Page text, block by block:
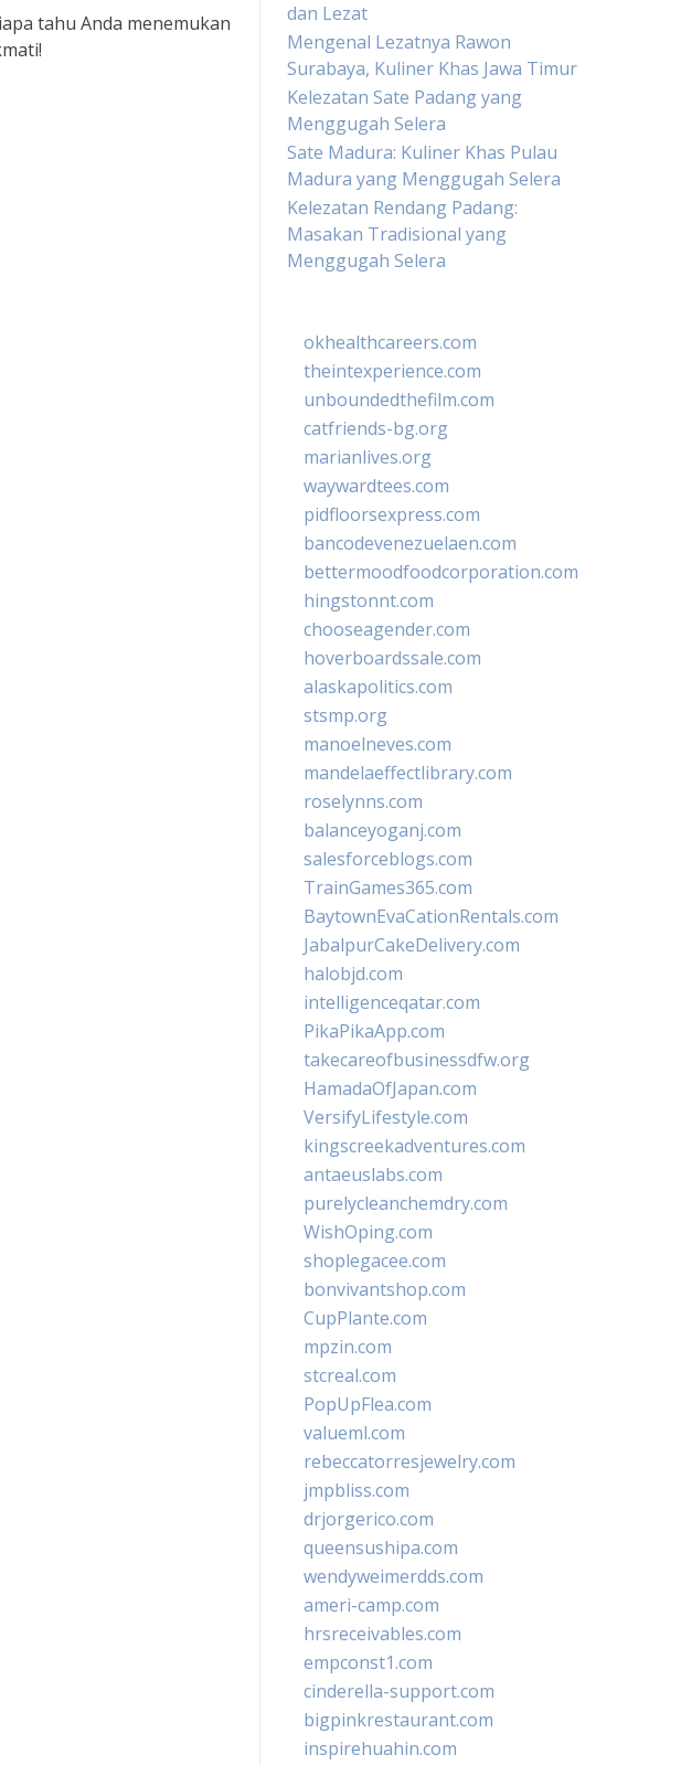
tahu Anda menemukan
dan Lezat
Mengenal Lezatnya Rawon
Surabaya, Kuliner Khas Jawa Timur
Kelezatan Sate Padang yang
Menggugah Selera
Sate Madura: Kuliner Khas Pulau
Madura yang Menggugah Selera
Kelezatan Rendang Padang:
Masakan Tradisional yang
Menggugah Selera
okhealthcareers.com
theintexperience.com
unboundedthefilm.com
catfriends-bg.org
marianlives.org
waywardtees.com
pidfloorsexpress.com
bancodevenezuelaen.com
bettermoodfoodcorporation.com
hingstonnt.com
chooseagender.com
hoverboardssale.com
alaskapolitics.com
stsmp.org
manoelneves.com
mandelaeffectlibrary.com
roselynns.com
balanceyoganj.com
salesforceblogs.com
TrainGames365.com
BaytownEvaCationRentals.com
JabalpurCakeDelivery.com
halobjd.com
intelligenceqatar.com
PikaPikaApp.com
takecareofbusinessdfw.org
HamadaOfJapan.com
VersifyLifestyle.com
kingscreekadventures.com
antaeuslabs.com
purelycleanchemdry.com
WishOping.com
shoplegacee.com
bonvivantshop.com
CupPlante.com
mpzin.com
stcreal.com
PopUpFlea.com
valueml.com
rebeccatorresjewelry.com
jmpbliss.com
drjorgerico.com
queensushipa.com
wendyweimerdds.com
ameri-camp.com
hrsreceivables.com
empconst1.com
cinderella-support.com
bigpinkrestaurant.com
inspirehuahin.com